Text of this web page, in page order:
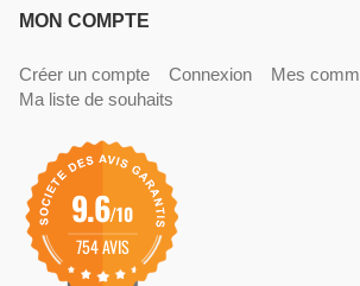
MON COMPTE
Créer un compte Connexion
Mes
Ma liste de souhaits
9.6/10
754 AVIS